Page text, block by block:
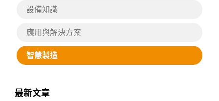
設備知識
應用與解決方案
智慧製造
最新文章